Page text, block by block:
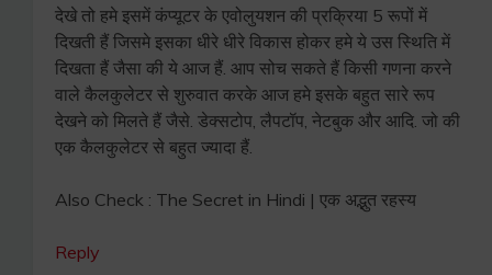
देखे तो हमे इसमें कंप्यूटर के एवोलुयशन की प्रक्रिया 5 रूपों में
दिखती हैं जिसमे इसका धीरे धीरे विकास होकर हमे ये उस स्थिति में
दिखता हैं जैसा की ये आज हैं. आप सोच सकते हैं किसी गणना करने
वाले कैलकुलेटर से शुरुवात करके आज हमे इसके बहुत सारे रूप
देखने को मिलते हैं जैसे. डेक्सटोप, लैपटॉप, नेटबुक और आदि. जो की
एक कैलकुलेटर से बहुत ज्यादा हैं.
Also Check : The Secret in Hindi | एक अद्भुत रहस्य
Reply